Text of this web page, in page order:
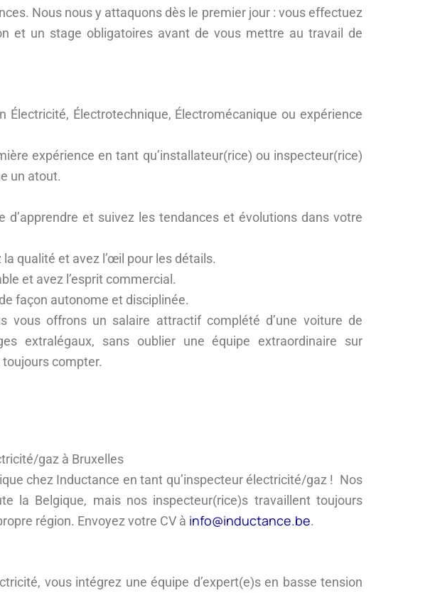
Nous nous y attaquons dès le premier jour : vous effectuez
et un stage obligatoires avant de vous mettre au travail de
Électricité, Électrotechnique, Électromécanique ou expérience
expérience en tant qu’installateur(rice) ou inspecteur(rice)
un atout.
d’apprendre et suivez les tendances et évolutions dans votre
qualité et avez l’œil pour les détails.
et avez l’esprit commercial.
façon autonome et disciplinée.
vous offrons un salaire attractif complété d’une voiture de
extralégaux, sans oublier une équipe extraordinaire sur
compter.
gaz à Bruxelles
chez Inductance en tant qu’inspecteur électricité/gaz ! Nos
la Belgique, mais nos inspecteur(rice)s travaillent toujours
région. Envoyez votre CV à info@inductance.be.
vous intégrez une équipe d’expert(e)s en basse tension